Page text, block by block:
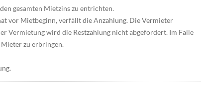
gesamten Mietzins zu entrichten.
vor Mietbeginn, verfällt die Anzahlung. Die Vermieter
Vermietung wird die Restzahlung nicht abgefordert. Im Falle
zu erbringen.